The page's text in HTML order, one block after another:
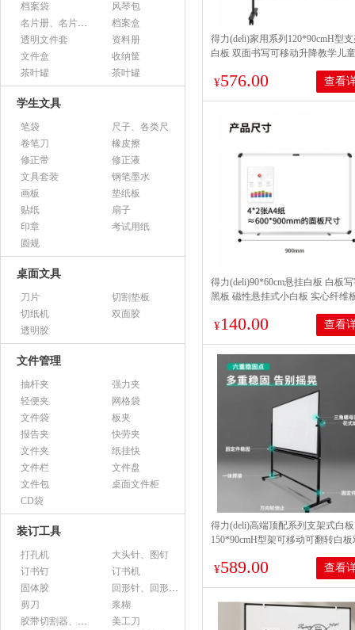
档案袋
风琴包
名片册、名片盒、名片座
档案盒
透明文件套
资料册
文件盒
收纳筐
茶叶罐
茶叶罐
学生文具
笔袋
尺子、各类尺
卷笔刀
橡皮擦
修正带
修正液
文具套装
钢笔墨水
画板
垫纸板
贴纸
扇子
印章
考试用纸
圆规
桌面文具
刀片
切割垫板
切纸机
双面胶
透明胶
文件管理
抽杆夹
强力夹
轻便夹
网格袋
文件袋
板夹
报告夹
快劳夹
文件夹
纸挂快
文件栏
文件盘
文件包
桌面文件柜
CD袋
装订工具
打孔机
大头针、图钉
订书钉
订书机
固体胶
回形针、回形针盒
剪刀
浆糊
胶带切割器、胶带座、封箱器
美工刀
得力(deli)家用系列120*90cmH型
白板 双面书写可移动升降教学儿
¥576.00 查看
得力(deli)90*60cm悬挂白板 白板
黑板 磁性悬挂式小白板 实心纤维
¥140.00 查看
得力(deli)高端顶配系列支架式白板
150*90cmH型架可移动可翻转白
¥589.00 查看